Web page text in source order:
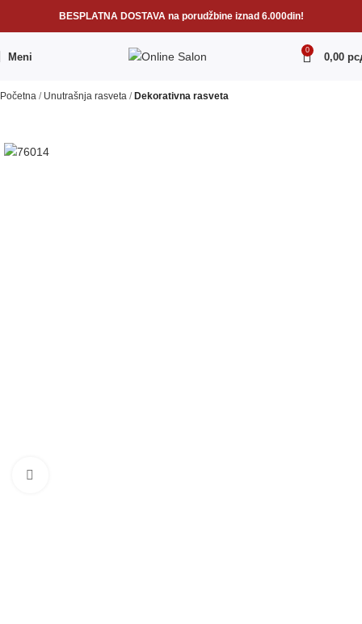
BESPLATNA DOSTAVA na porudžbine iznad 6.000din!
Meni
0
0,00
Početna Unutrašnja rasveta Dekorativna rasveta